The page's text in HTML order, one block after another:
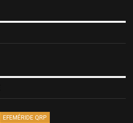
EFEMÉRIDE QRP